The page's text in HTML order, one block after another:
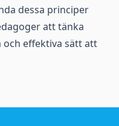
dessa principer
att tänka
och effektiva sätt att